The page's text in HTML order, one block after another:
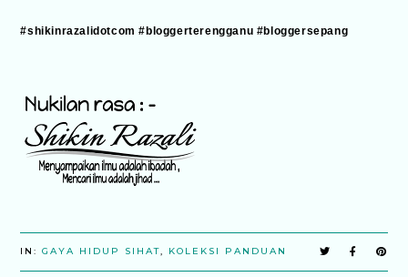
#shikinrazalidotcom #bloggerterengganu #bloggersepang
IN:GAYA HIDUP SIHAT, KOLEKSI PANDUAN